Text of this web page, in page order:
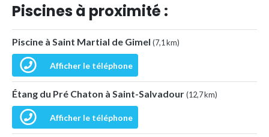
Piscines à proximité :
Piscine à Saint Martial de Gimel (7,1 km)
Afficher le téléphone
Étang du Pré Chaton à Saint-Salvadour(12,7 km)
Afficher le téléphone